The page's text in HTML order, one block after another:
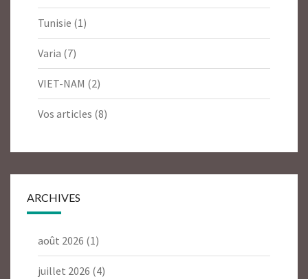
Tunisie (1)
Varia (7)
VIET-NAM (2)
Vos articles (8)
ARCHIVES
août 2026 (1)
juillet 2026 (4)